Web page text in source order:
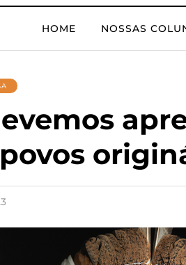
HOME NOSSAS